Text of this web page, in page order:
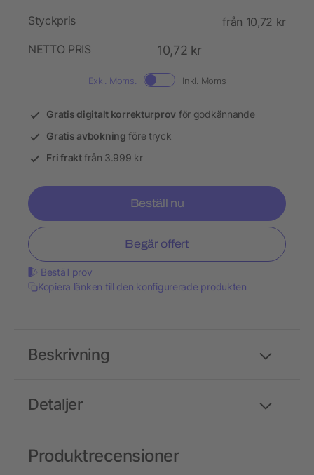
Styckpris
från 10,72 kr
NETTO PRIS
10,72 kr
Exkl. Moms. Inkl. Moms
Gratis digitalt korrekturprov för godkännande
Gratis avbokning före tryck
Fri fraktfrån 3.999 kr
Beställ nu
Begär offert
Beställ prov
Kopiera länken till den konfigurerade produkten
Detaljer
Beskrivning
Produktrecensioner